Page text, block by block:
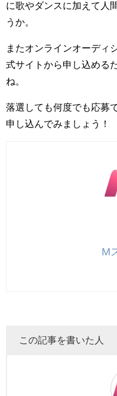
に歌やダンスに加えて人
うか。
またオンラインオーディ
式サイトから申し込める
ね。
落選しても何度でも応募
申し込んでみましょう！
M
この記事を書いた人